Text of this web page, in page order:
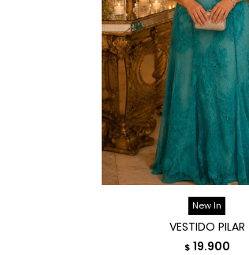
New In
VESTIDO PILAR
$ 19.900